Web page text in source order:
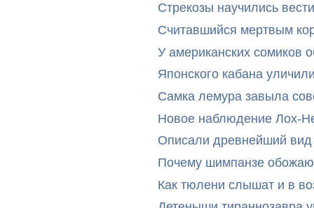
Стрекозы научились
Считавшийся мертвым
У американских сомиков
Японского кабана
Самка лемура завыла
Новое наблюдение Лох-
Описали древнейший
Почему шимпанзе
Как тюлени слышат и в